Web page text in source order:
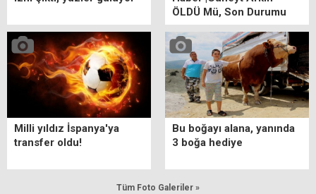
ÖLDÜ Mü, Son Durumu
ne? Cüneyt Arkın Kimdir?
Milli yıldız İspanya'ya
transfer oldu!
Bu boğayı alana, yanında
3 boğa hediye
Tüm Foto Galeriler »